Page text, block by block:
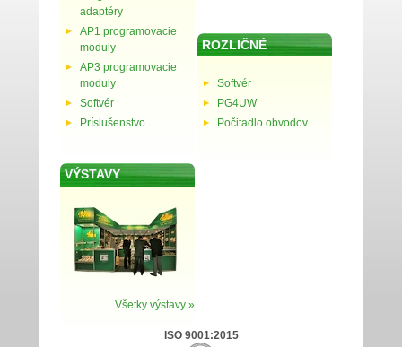
adaptéry
AP1 programovacie
moduly
AP3 programovacie
moduly
Softvér
Príslušenstvo
ROZLIČNÉ
Softvér
PG4UW
Počitadlo obvodov
VÝSTAVY
Všetky výstavy »
ISO 9001:2015